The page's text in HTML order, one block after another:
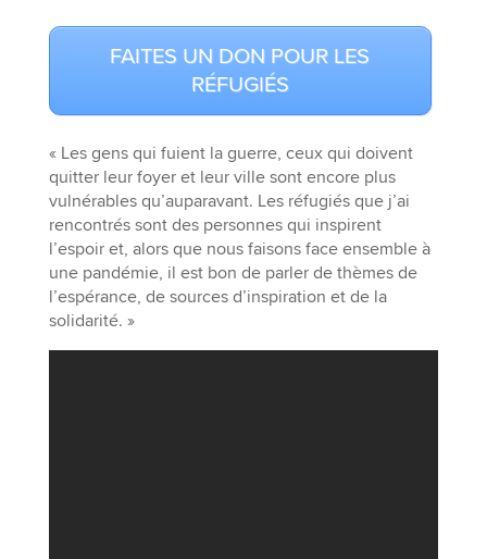
FAITES UN DON POUR LES
RÉFUGIÉS
« Les gens qui fuient la guerre, ceux qui doivent
quitter leur foyer et leur ville sont encore plus
vulnérables qu’auparavant. Les réfugiés que j’ai
rencontrés sont des personnes qui inspirent
l’espoir et, alors que nous faisons face ensemble à
une pandémie, il est bon de parler de thèmes de
l’espérance, de sources d’inspiration et de la
solidarité. »